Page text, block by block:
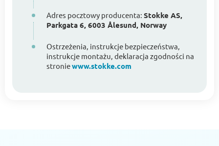
Adres pocztowy producenta: Stokke AS,
Parkgata 6, 6003 Ålesund, Norway
Ostrzeżenia, instrukcje bezpieczeństwa,
instrukcje montażu, deklaracja zgodności na
stroniewww.stokke.com